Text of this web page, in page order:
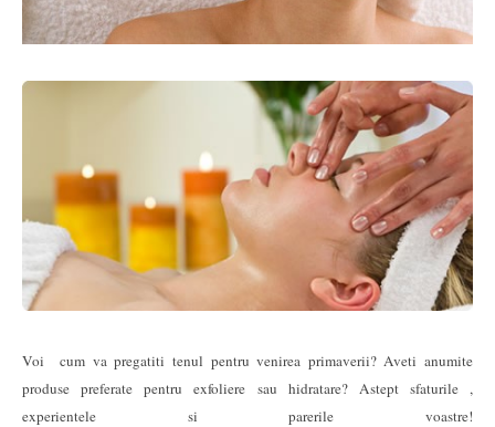
Voi cum va pregatiti tenul pentru venirea primaverii? Aveti anumite
produse preferate pentru exfoliere sau hidratare? Astept sfaturile ,
experientele si parerile voastre!